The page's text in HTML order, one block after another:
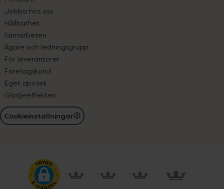
Jobba hos oss
Hållbarhet
Samarbeten
Ägare och ledningsgrupp
För leverantörer
Företagskund
Eget apotek
Glädjeeffekten
Cookieinställningar